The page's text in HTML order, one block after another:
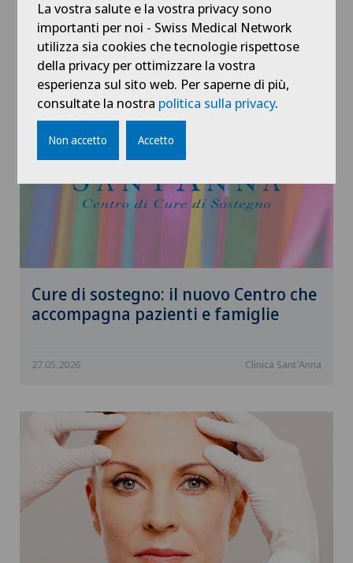
28.05.2026 Clinica Sant'Anna
Cure di sostegno: il nuovo Centro che
accompagna pazienti e famiglie
27.05.2026 Clinica Sant'Anna
La vostra salute e la vostra privacy sono
importanti per noi - Swiss Medical Network
utilizza sia cookies che tecnologie rispettose
della privacy per ottimizzare la vostra
esperienza sul sito web. Per saperne di più,
consultate la nostra politica sulla privacy.
Non accetto Accetto